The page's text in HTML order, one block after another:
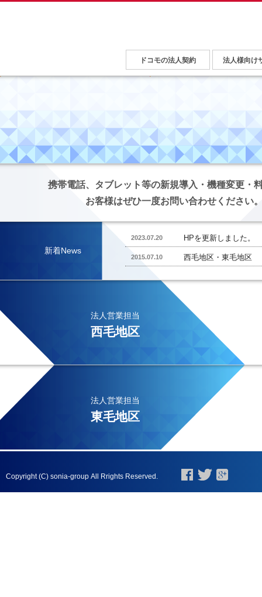
ドコモの法人契約 法人様向け
携帯電話、タブレット等の新規導入・機種変更・
お客様はぜひ一度お問い合わせください
新着News
2023.07.20 HPを更新しました。
2015.07.10 西毛地区・東毛地区
法人営業担当
西毛地区
法人営業担当
東毛地区
Copyright (C) sonia-group All Rrights Reserved.